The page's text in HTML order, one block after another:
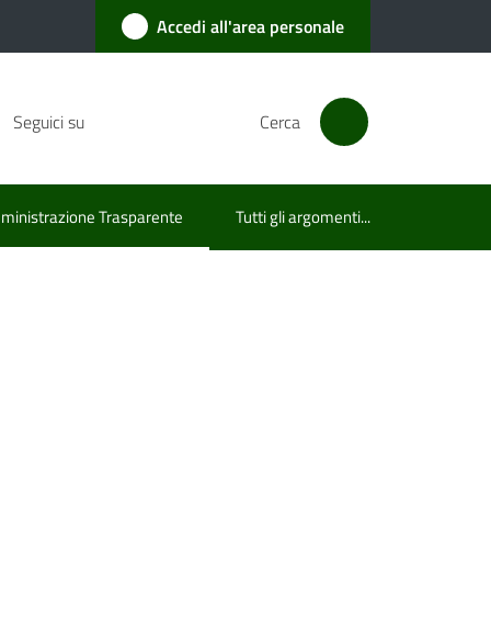
Accedi all'area personale
Seguici su Cerca
Trasparente
selezionato Tutti gli argomenti...